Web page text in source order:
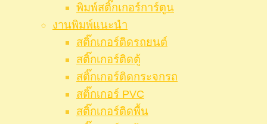
พิมพ์สติ๊กเกอร์การ์ตูน
งานพิมพ์แนะนำ
สติ๊กเกอร์ติดรถยนต์
สติ๊กเกอร์ติดตู้
สติ๊กเกอร์ติดกระจกรถ
สติ๊กเกอร์ PVC
สติ๊กเกอร์ติดพื้น